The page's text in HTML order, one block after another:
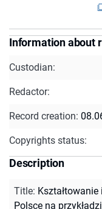
Information about
Custodian:
Redactor:
Record creation:
Copyrights status:
Description
Title:
Polsce na